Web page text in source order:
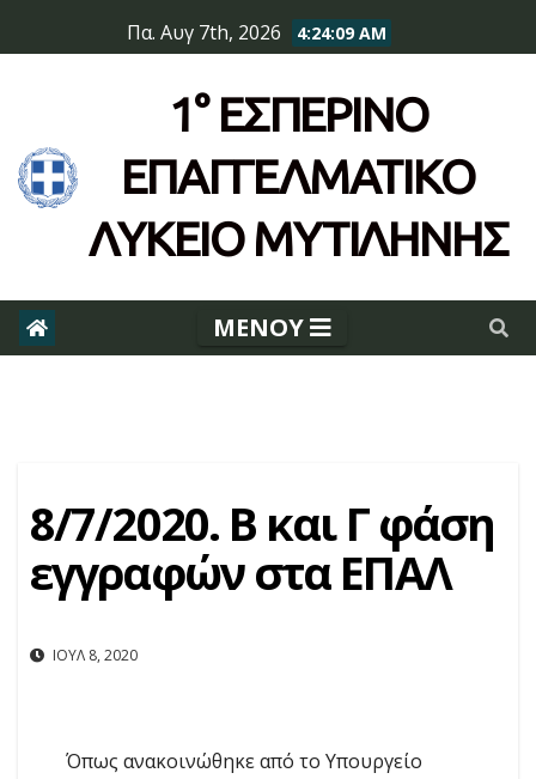
to
Πα. Αυγ 7th, 2026 4:24:09 AM
1° ΕΣΠΕΡΙΝΌ
ΕΠΆΓΓΕΛΜΑΤΙΚΟ
ΛΥΚΕΙΟ ΜΥΤΙΛΗΝΗΣ
8/7/2020. Β και Γ φάση
εγγραφών στα ΕΠΑΛ
ΙΟΎΛ 8, 2020
Όπως ανακοινώθηκε από το Υπουργείο